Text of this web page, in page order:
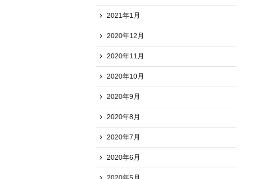
2021年1月
2020年12月
2020年11月
2020年10月
2020年9月
2020年8月
2020年7月
2020年6月